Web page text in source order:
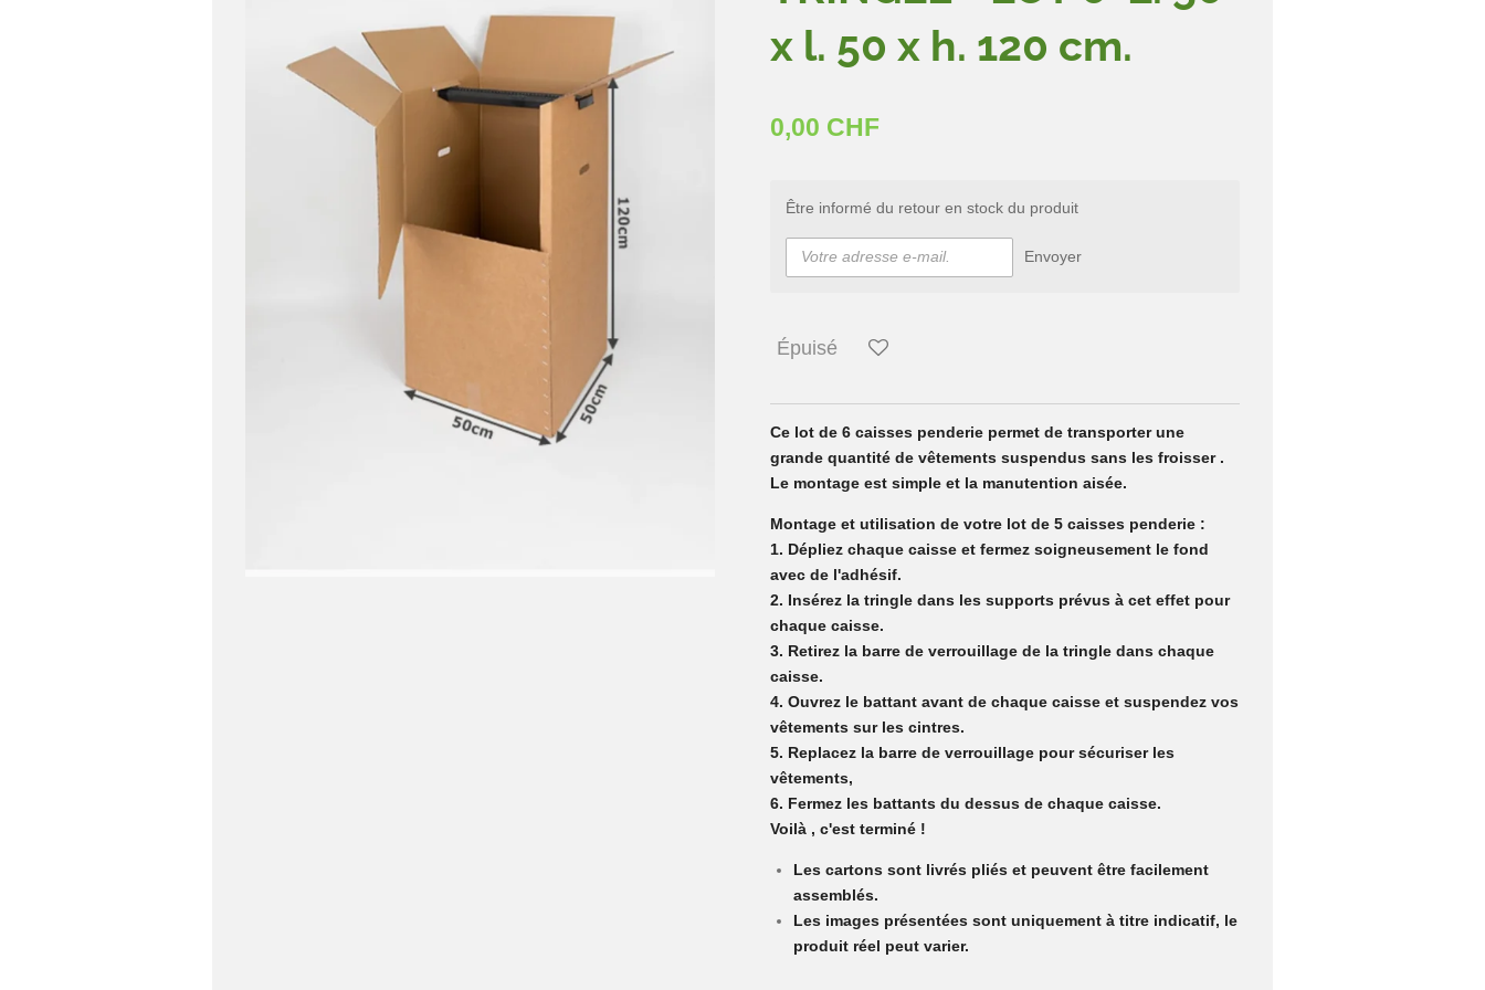
x l. 50 x h. 120 cm.
0,00 CHF
Être informé du retour en stock du produit
Envoyer
Épuisé
Ce lot de 6 caisses penderie permet de transporter une
grande quantité de vêtements suspendus sans les froisser .
Le montage est simple et la manutention aisée.
Montage et utilisation de votre lot de 5 caisses penderie :
1. Dépliez chaque caisse et fermez soigneusement le fond
avec de l'adhésif.
2. Insérez la tringle dans les supports prévus à cet effet pour
chaque caisse.
3. Retirez la barre de verrouillage de la tringle dans chaque
caisse.
4. Ouvrez le battant avant de chaque caisse et suspendez vos
vêtements sur les cintres.
5. Replacez la barre de verrouillage pour sécuriser les
vêtements,
6. Fermez les battants du dessus de chaque caisse.
Voilà , c'est terminé !
Les cartons sont livrés pliés et peuvent être facilement
assemblés.
Les images présentées sont uniquement à titre indicatif, le
produit réel peut varier.